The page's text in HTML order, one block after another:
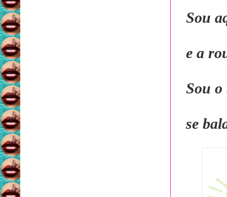
Sou
e a
Sou
se